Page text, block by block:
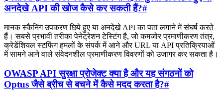
अनदेखे API की खोज कैसे कर सकती हैं?#
मानक स्कैनिंग उपकरण छिपे हुए या अनदेखे API का पता लगाने में संघर्ष करते
हैं। सबसे प्रभावी तरीका पेनेट्रेशन टेस्टिंग है, जो कमजोर प्रमाणीकरण तंत्र,
क्रेडेंशियल स्टफिंग हमलों के संपर्क में आने और URL या API प्रतिक्रियाओं
में सामने आने वाले संवेदनशील प्रमाणीकरण विवरणों को उजागर कर सकता है।
OWASP API सुरक्षा प्रोजेक्ट क्या है और यह संगठनों को
Optus जैसे ब्रीच से बचने में कैसे मदद करता है?#